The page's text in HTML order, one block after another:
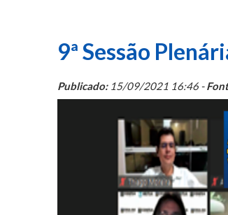
9ª Sessão
Publicado:15/09/2021 16:46 -